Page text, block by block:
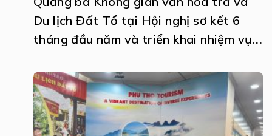
Du lịch Đất Tổ tại Hội nghị sơ kết 6
tháng đầu năm và triển khai nhiệm vụ
quyết số 57-NQ/TW